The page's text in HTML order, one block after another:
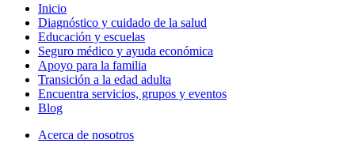
Inicio
Diagnóstico y cuidado de la salud
Educación y escuelas
Seguro médico y ayuda económica
Apoyo para la familia
Transición a la edad adulta
Encuentra servicios, grupos y eventos
Blog
Acerca de nosotros